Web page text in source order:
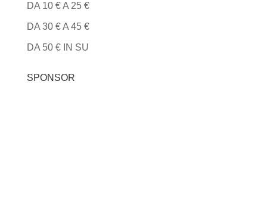
DA 10 € A 25 €
DA 30 € A 45 €
DA 50 € IN SU
SPONSOR